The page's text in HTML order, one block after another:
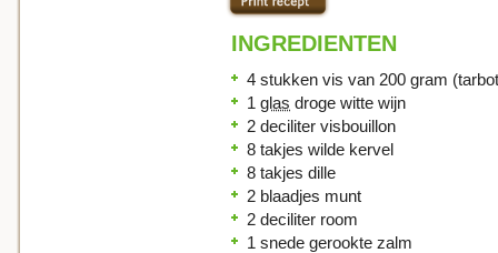
INGREDIENTEN
4 stukken vis van 200 gram
1 glas droge witte wijn
2 deciliter visbouillon
8 takjes wilde kervel
8 takjes dille
2 blaadjes munt
2 deciliter room
1 snede gerookte zalm